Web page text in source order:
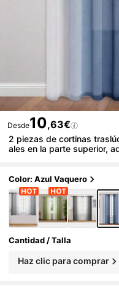
Desde10,63€
2 piezas de cortinas
ales en la parte superior,
Color: Azul Vaquero
Cantidad / Talla
Haz clic para comprar